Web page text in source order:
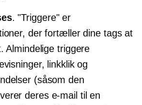
. "Triggere" er
der fortæller dine tags at
Almindelige triggere
linkklik og
(såsom den
deres e-mail til en